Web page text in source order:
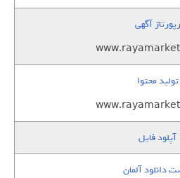
رپورتاژ آگهی
تولید محتوا
آپلود فایل
دانلود آلمان